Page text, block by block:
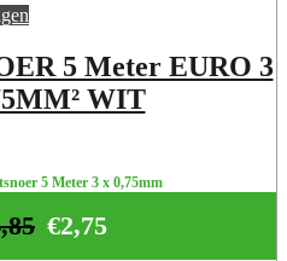
5 Meter EURO 3
WIT
5 Meter 3 x 0,75mm
€2,75